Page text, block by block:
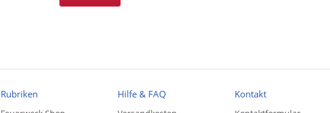
Rubriken Hilfe & FAQ Kontakt